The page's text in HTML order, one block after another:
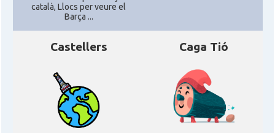
català, Llocs per veure el
Barça ...
Castellers Caga Tió